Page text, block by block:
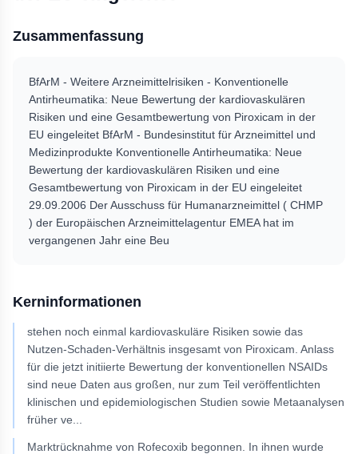
Zusammenfassung
BfArM - Weitere Arzneimittelrisiken - Konventionelle
Antirheumatika: Neue Bewertung der kardiovaskulären
Risiken und eine Gesamtbewertung von Piroxicam in der
EU eingeleitet BfArM - Bundesinstitut für Arzneimittel und
Medizinprodukte Konventionelle Antirheumatika: Neue
Bewertung der kardiovaskulären Risiken und eine
Gesamtbewertung von Piroxicam in der EU eingeleitet
29.09.2006 Der Ausschuss für Humanarzneimittel ( CHMP
) der Europäischen Arzneimittelagentur EMEA hat im
vergangenen Jahr eine Beu
Kerninformationen
stehen noch einmal kardiovaskuläre Risiken sowie das
Nutzen-Schaden-Verhältnis insgesamt von Piroxicam. Anlass
für die jetzt initiierte Bewertung der konventionellen NSAIDs
sind neue Daten aus großen, nur zum Teil veröffentlichten
klinischen und epidemiologischen Studien sowie Metaanalysen
früher ve
Marktrücknahme von Rofecoxib begonnen. In ihnen wurde